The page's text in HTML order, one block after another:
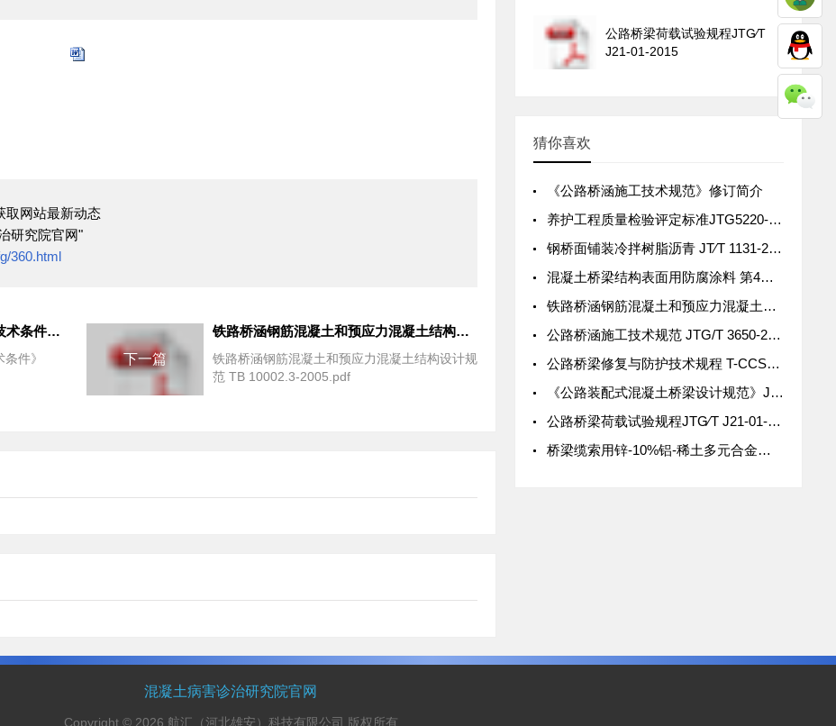
取网站最新动态
研究院官网"
360.html
《混凝土桥梁结构表面涂层防腐技术条件》JT/T695-2007
件》
下一篇
铁路桥涵钢筋混凝土和预应力混凝土结构设计规范 TB 10002.3-2005
铁路桥涵钢筋混凝土和预应力混凝土结构设计规
范 TB 10002.3-2005.pdf
公路桥梁荷载试验规程JTG∕T
J21-01-2015
猜你喜欢
《公路桥涵施工技术规范》修订简介
养护工程质量检验评定标准JTG5220-2020
钢桥面铺装冷拌树脂沥青 JT∕T 1131-2017
混凝土桥梁结构表面用防腐涂料 第4部分水性涂料 JT/T 821.4-2011
铁路桥涵钢筋混凝土和预应力混凝土结构设计规范 TB 10002.3-2005
公路桥涵施工技术规范 JTG/T 3650-2020
公路桥梁修复与防护技术规程 T-CCSW 1007-2022
《公路装配式混凝土桥梁设计规范》JTG/T 3365-05-2022
公路桥梁荷载试验规程JTG∕T J21-01-2015
桥梁缆索用锌-10%铝-稀土多元合金镀层钢丝通用技术条件 DB32/T 4601-2023
混凝土病害诊治研究院官网
Copyright © 2026 航汇（河北雄安）科技有限公司 版权所有